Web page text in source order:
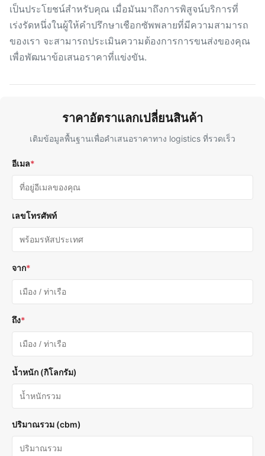
เป็นประโยชน์สําหรับคุณ เมื่อมันมาถึงการพิสูจน์บริการที่
เร่งรัดหนึ่งในผู้ให้คําปรึกษาเชือกซัพพลายที่มีความสามารถ
ของเรา จะสามารถประเมินความต้องการการขนส่งของคุณ
เพื่อพัฒนาข้อเสนอราคาที่แข่งขัน.
ราคาอัตราแลกเปลี่ยนสินค้า
เติมข้อมูลพื้นฐานเพื่อคําเสนอราคาทาง logistics ที่รวดเร็ว
อีเมล*
เลขโทรศัพท์
จาก*
ถึง*
น้ำหนัก (กิโลกรัม)
ปริมาณรวม (cbm)